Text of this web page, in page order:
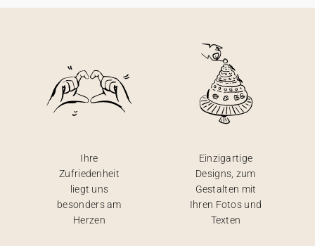
Ihre
Zufriedenheit
liegt uns
besonders am
Herzen
Einzigartige
Designs, zum
Gestalten mit
Ihren Fotos und
Texten